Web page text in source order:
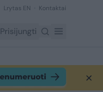
Lrytas EN Kontaktai
Prisijungti